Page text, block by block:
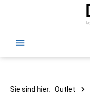
Sie sind hier: Outlet